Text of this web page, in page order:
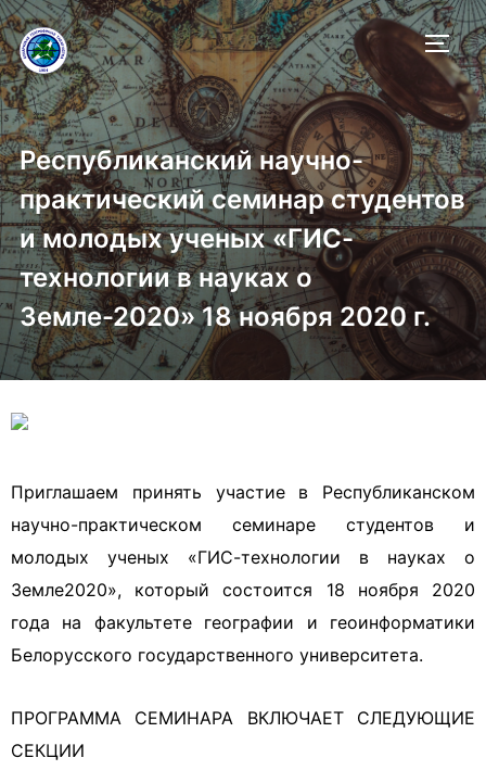
Республиканский научно-
практический семинар студентов
и молодых ученых «ГИС-
технологии в науках о
Земле-2020» 18 ноября 2020 г.
Приглашаем принять участие в Республиканском
научно-практическом семинаре студентов и
молодых ученых «ГИС-технологии в науках о
Земле2020», который состоится 18 ноября 2020
года на факультете географии и геоинформатики
Белорусского государственного университета.
ПРОГРАММА СЕМИНАРА ВКЛЮЧАЕТ СЛЕДУЮЩИЕ
СЕКЦИИ